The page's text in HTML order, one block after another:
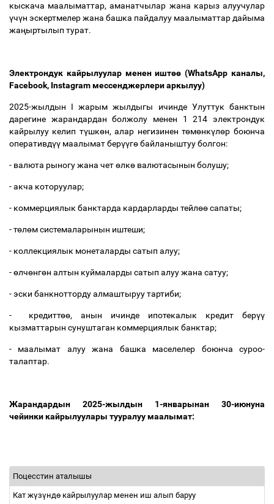
кыскача маалыматтар, аманатчылар жана карыз алуучулар
үчүн эскертмелер жана башка пайдалуу маалыматтар дайыма
жаңыртылып турат.
Электрондук кайрылуулар менен иштөө (WhatsApp каналы,
Facebook, Instagram мессенджерлери аркылуу)
2025-жылдын I жарым жылдыгы ичинде Улуттук банктын
дарегине жарандардан болжолу менен 1 214 электрондук
кайрылуу келип түшкөн, алар негизинен төмөнкүлөр боюнча
оперативдүү маалымат берүүгөбайланыштуу болгон:
- валюта рыногу жана четөлкө валютасынын болушу;
- акча которуулар;
- коммерциялык банктарда кардарларды тейлөөсапаты;
- төлөм системаларынын иштеши;
- коллекциялык монеталарды сатып алуу;
-өлчөнгөн алтын куймаларды сатып алуу жана сатуу;
- эски банкнотторду алмаштыруу тартиби;
- кредиттөө, анын ичинде ипотекалык кредит берүү
кызматтарын сунуштаган коммерциялык банктар;
- маалымат алуу жана башка маселелер боюнча суроо-
талаптар.
Жарандардын 2025-жылдын 1-январынан 30-июнуна
чейинки кайрылуулары тууралуу маалымат:
Поцесстин аталышы
Кат жүзүндө кайрылуулар менен иш алып баруу